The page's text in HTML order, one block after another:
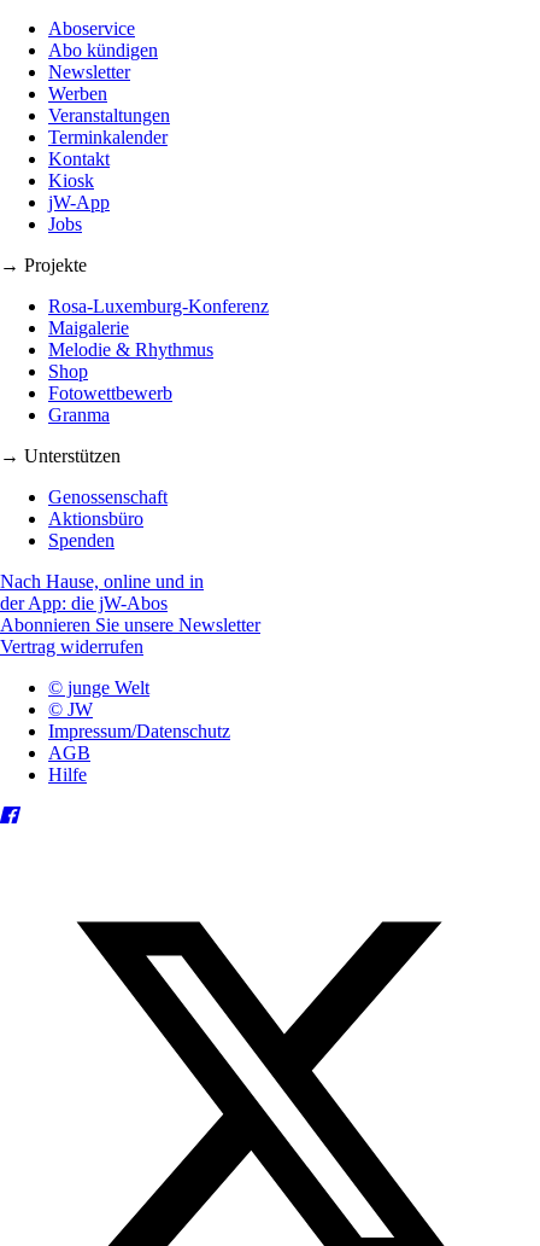
Aboservice
Abo kündigen
Newsletter
Werben
Veranstaltungen
Terminkalender
Kontakt
Kiosk
jW-App
Jobs
→ Projekte
Rosa-Luxemburg-Konferenz
Maigalerie
Melodie & Rhythmus
Shop
Fotowettbewerb
Granma
→ Unterstützen
Genossenschaft
Aktionsbüro
Spenden
Nach Hause, online und in
der App: die jW-Abos
Abonnieren Sie unsere Newsletter
Vertrag widerrufen
© junge Welt
© JW
Impressum/Datenschutz
AGB
Hilfe